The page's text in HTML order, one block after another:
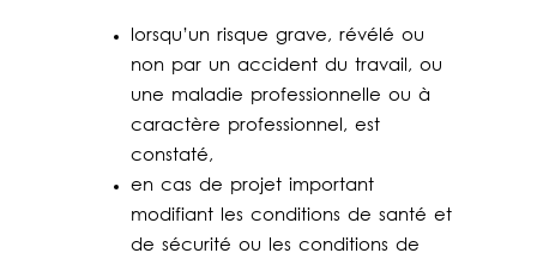
lorsqu’un risque grave, révélé ou
non par un accident du travail, ou
une maladie professionnelle ou à
caractère professionnel, est
constaté,
en cas de projet important
modifiant les conditions de santé et
de sécurité ou les conditions de